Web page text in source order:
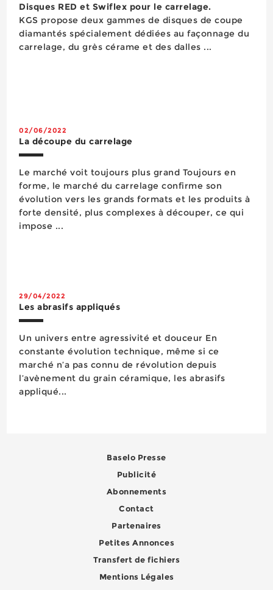
Disques RED et Swiflex pour le carrelage.
KGS propose deux gammes de disques de coupe
diamantés spécialement dédiées au façonnage du
carrelage, du grès cérame et des dalles ...
02/06/2022
La découpe du carrelage
Le marché voit toujours plus grand Toujours en
forme, le marché du carrelage confirme son
évolution vers les grands formats et les produits à
forte densité, plus complexes à découper, ce qui
impose ...
29/04/2022
Les abrasifs appliqués
Un univers entre agressivité et douceur En
constante évolution technique, même si ce
marché n’a pas connu de révolution depuis
l’avènement du grain céramique, les abrasifs
appliqué...
Baselo Presse
Publicité
Abonnements
Contact
Partenaires
Petites Annonces
Transfert de fichiers
Mentions Légales